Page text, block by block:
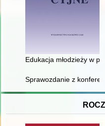
Edukacja młodzieży w
Sprawozdanie z